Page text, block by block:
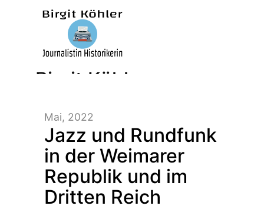
Birgit Köhler –
Journalistin/
Mai, 2022
Jazz und Rundfunk
in der Weimarer
Republik und im
Dritten Reich